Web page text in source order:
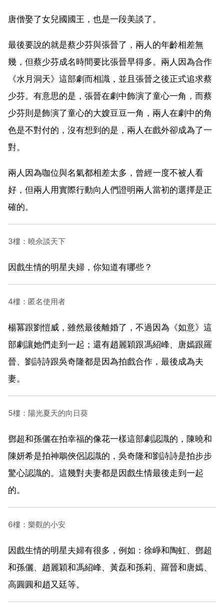
唐僧娶了女兒國國王，也是一段美談了。
最後要說的就是蔡少芬與張晉了，兩人的年齡相差無
幾，但蔡少芬成名時間要比張晉早得多。兩人因為合作
《水月洞天》這部劇而相識，並且張晉之後正式追求蔡
少芬。有意思的是，張晉在劇中飾演了童心一角，而蔡
少芬則是飾演了童心的大嫂豆豆一角，兩人在劇中的角
色是不對付的，沒有想到的是，兩人在戲外卻成為了一
對。
兩人因為咖位與名氣都相差太多，曾經一度不被人看
好，但兩人用實際行動向人們證明兩人當初的選擇是正
確的。
3樓：曉佘談天下
因戲生情的明星夫婦，你知道有哪些？
4樓：匿名使用者
楊冪跟劉愷威，雖然最後離婚了，不過因為《如意》這
部劇讓她們走到一起；還有趙麗穎跟馮紹峰、唐嫣跟羅
晉、劉詩詩跟吳奇隆都是因為拍戲合作，最後成為夫
妻。
5樓：陽光夏天的向日葵
鄧超和孫儷在拍幸福的像花一樣這部劇認識的，陳曉和
陳妍希是拍神鵰俠侶認識的，吳奇隆和劉詩詩是拍步步
驚心認識的。這幾對夫妻都是因戲生情最後走到一起
的。
6樓：樂觀的小安
因戲生情的明星夫婦有很多，例如：徐崢和陶虹、鄧超
和孫儷、趙麗穎和馮紹峰、黃磊和孫莉、羅晉和唐嫣、
高圓圓和趙又廷等。